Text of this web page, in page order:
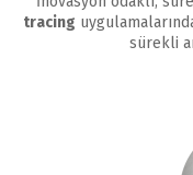
tracing
sürekli